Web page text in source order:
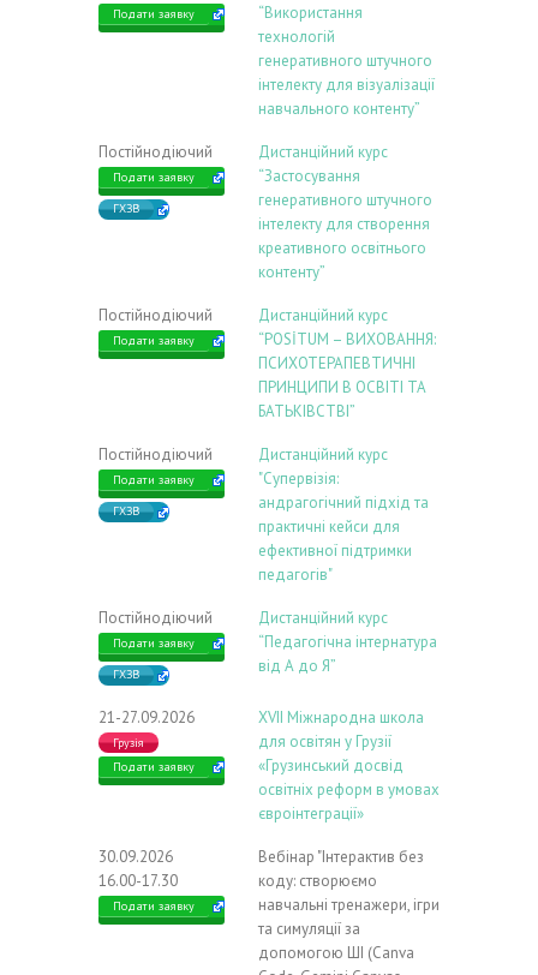
Подати заявку
“Використання
технологій
генеративного штучного
інтелекту для візуалізації
навчального контенту”
Постійнодіючий
Подати заявку
ГХЗВ
Дистанційний курс
“Застосування
генеративного штучного
інтелекту для створення
креативного освітнього
контенту”
Постійнодіючий
Подати заявку
Дистанційний курс
“POSİTUM – ВИХОВАННЯ:
ПСИХОТЕРАПЕВТИЧНІ
ПРИНЦИПИ В ОСВІТІ ТА
БАТЬКІВСТВІ”
Постійнодіючий
Подати заявку
ГХЗВ
Дистанційний курс
"Супервізія:
андрагогічний підхід та
практичні кейси для
ефективної підтримки
педагогів"
Постійнодіючий
Подати заявку
ГХЗВ
Дистанційний курс
“Педагогічна інтернатура
від А до Я”
21-27.09.2026
Грузія
Подати заявку
ХVIІ Міжнародна школа
для освітян у Грузії
«Грузинський досвід
освітніх реформ в умовах
євроінтеграції»
30.09.2026
16.00-17.30
Подати заявку
Вебінар "Інтерактив без
коду: створюємо
навчальні тренажери, ігри
та симуляції за
допомогою ШІ (Canva